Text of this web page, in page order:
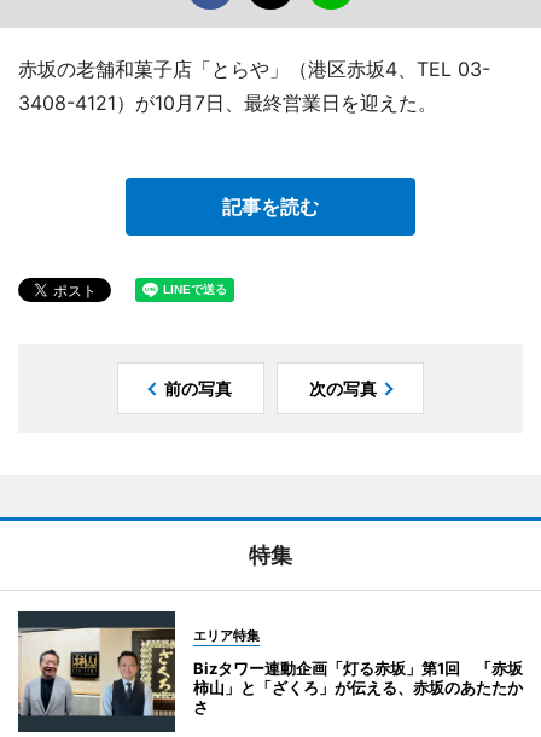
赤坂の老舗和菓子店「とらや」（港区赤坂4、TEL 03-
3408-4121）が10月7日、最終営業日を迎えた。
記事を読む
前の写真 次の写真
特集
エリア特集
Bizタワー連動企画「灯る赤坂」第1回 「赤坂
柿山」と「ざくろ」が伝える、赤坂のあたたか
さ